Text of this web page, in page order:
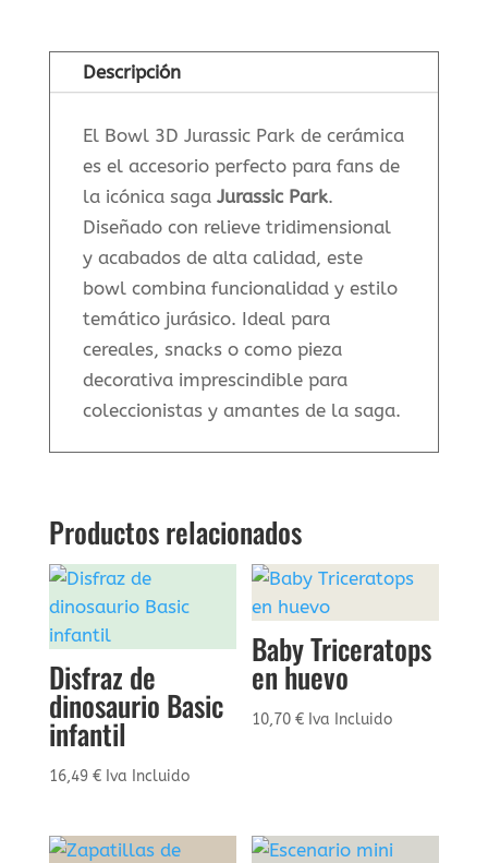
Descripción
El Bowl 3D Jurassic Park de cerámica
es el accesorio perfecto para fans de
la icónica saga Jurassic Park.
Diseñado con relieve tridimensional
y acabados de alta calidad, este
bowl combina funcionalidad y estilo
temático jurásico. Ideal para
cereales, snacks o como pieza
decorativa imprescindible para
coleccionistas y amantes de la saga.
Productos relacionados
Disfraz de
dinosaurio Basic
infantil
16,49 € Iva Incluido
Baby Triceratops
en huevo
10,70€ Iva Incluido